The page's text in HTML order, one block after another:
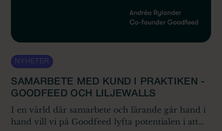
NYHETER
SAMARBETE MED KUND I PRAKTIKEN -
GOODFEED OCH LILJEWALLS
I en värld där samarbete och lärande går hand i
hand vill vi på Goodfeed lyfta potentialen i att